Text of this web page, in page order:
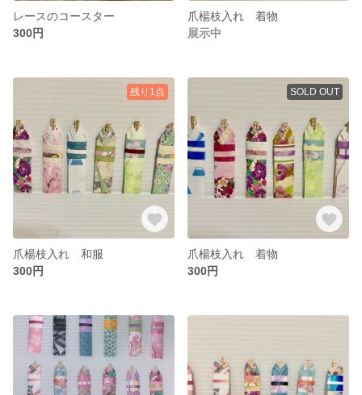
レースのコースター
300円
爪楊枝入れ 着物
展示中
残り1点
爪楊枝入れ 和服
300円
SOLD OUT
爪楊枝入れ 着物
300円